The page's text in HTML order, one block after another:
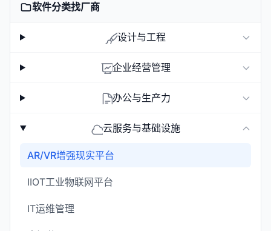
软件分类找厂商
设计与工程
企业经营管理
办公与生产力
云服务与基础设施
AR/VR增强现实平台
IIOT工业物联网平台
IT运维管理